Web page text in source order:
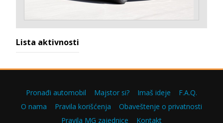
Lista aktivnosti
Pronađi automobil Majstor si? Imaš ideje
F.A.Q.
O nama
Pravila korišćenja
Obaveštenje o privatnosti
Pravila MG zajednice
Kontakt